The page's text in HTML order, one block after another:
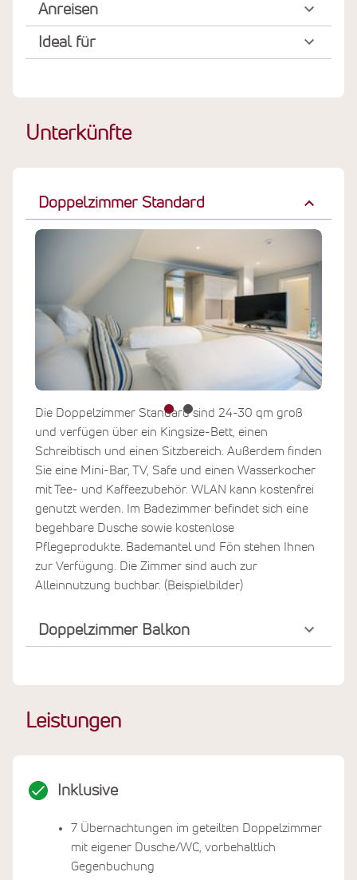
Anreisen
Ideal für
Unterkünfte
Doppelzimmer Standard
Die Doppelzimmer Standard sind 24-30 qm groß
und verfügen über ein Kingsize-Bett, einen
Schreibtisch und einen Sitzbereich. Außerdem finden
Sie eine Mini-Bar, TV, Safe und einen Wasserkocher
mit Tee- und Kaffeezubehör. WLAN kann kostenfrei
genutzt werden. Im Badezimmer befindet sich eine
begehbare Dusche sowie kostenlose
Pflegeprodukte. Bademantel und Fön stehen Ihnen
zur Verfügung. Die Zimmer sind auch zur
Alleinnutzung buchbar. (Beispielbilder)
Doppelzimmer Balkon
Leistungen
Inklusive
7 Übernachtungen im geteilten Doppelzimmer
mit eigener Dusche/WC, vorbehaltlich
Gegenbuchung